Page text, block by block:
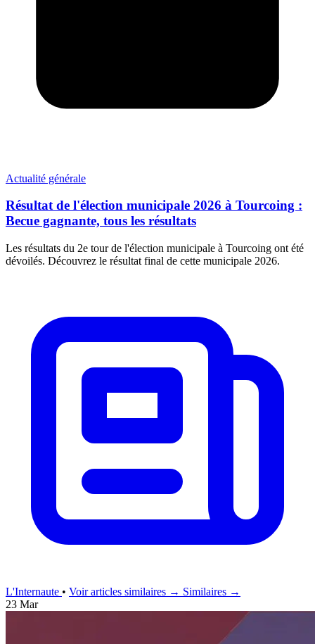
Actualité générale
Résultat de l'élection municipale 2026 à Tourcoing :
Becue gagnante, tous les résultats
Les résultats du 2e tour de l'élection municipale à Tourcoing ont été
dévoilés. Découvrez le résultat final de cette municipale 2026.
L'Internaute • Voir articles similaires → Similaires →
23 Mar